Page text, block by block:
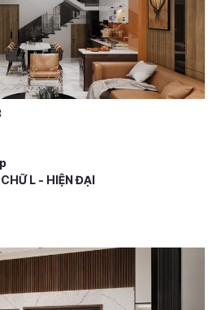
CHỮ L - HIỆN ĐẠI